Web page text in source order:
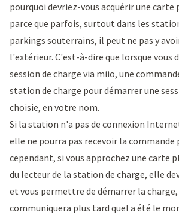
pourquoi devriez-vous acquérir une carte
parce que parfois, surtout dans les
parkings souterrains, il peut ne pas y
l'extérieur. C'est-à-dire que lorsque vous
session de charge via miio, une
station de charge pour démarrer une
choisie, en votre nom.
Si la station n'a pas de connexion
elle ne pourra pas recevoir la commande
cependant, si vous approchez une carte
du lecteur de la station de charge, elle
et vous permettre de démarrer la
communiquera plus tard quel a été le